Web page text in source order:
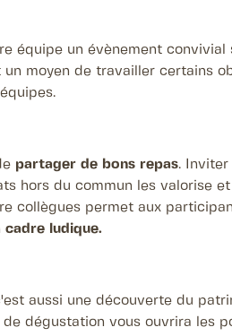
équipe un évènement convivial
moyen de travailler certains
partager de bons repas. Inviter
hors du commun les valorise
collègues permet aux
cadre ludique.
aussi une découverte du
dégustation vous ouvrira les